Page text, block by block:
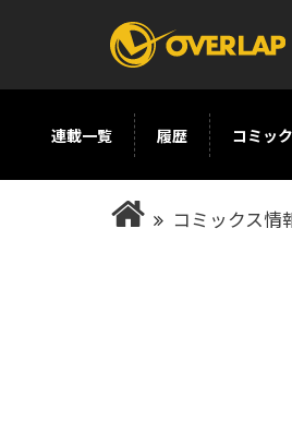
コミック
コミックガルド
連載一覧 履歴 コミッ
コミックス情